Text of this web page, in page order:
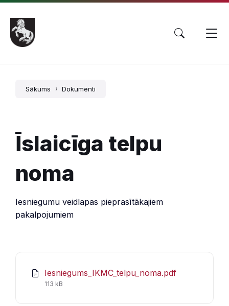
Pāriet
saturu
Skip
main
navigation
Skip
footer
Sākums Dokumenti
Īslaicīga telpu
noma
Iesniegumu veidlapas pieprasītākajiem
pakalpojumiem
Iesniegums_IKMC_telpu_noma.pdf
File
113 kB